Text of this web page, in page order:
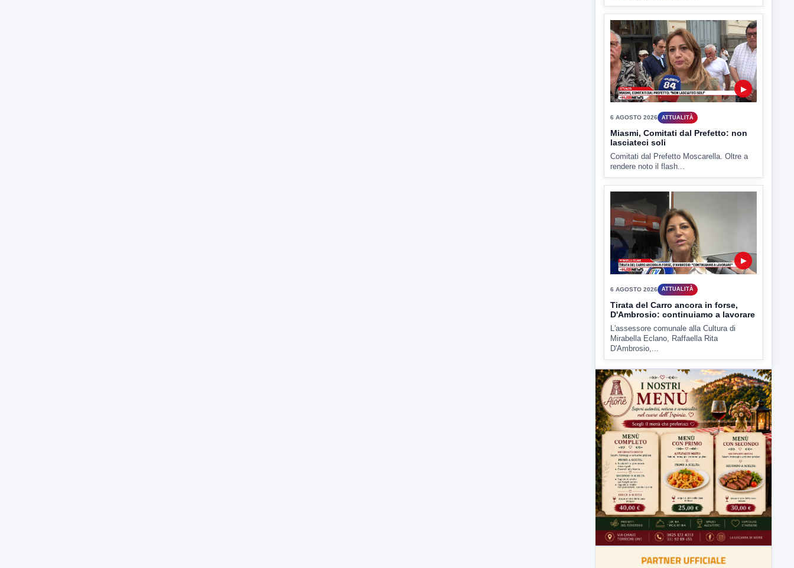
▶
6 AGOSTO 2026 ATTUALITÀ
Miasmi, Comitati dal Prefetto: non
lasciateci soli
Comitati dal Prefetto Moscarella. Oltre a
rendere noto il flash...
▶
6 AGOSTO 2026 ATTUALITÀ
Tirata del Carro ancora in forse,
D'Ambrosio: continuiamo a lavorare
L'assessore comunale alla Cultura di
Mirabella Eclano, Raffaella Rita
D'Ambrosio,...